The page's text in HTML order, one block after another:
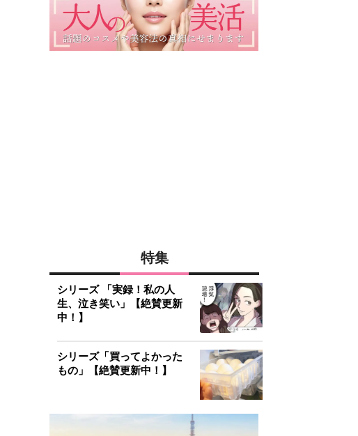
特集
シリーズ 「実録！私の人
生、泣き笑い」【絶賛更新
中！】
シリーズ「買ってよかった
もの」【絶賛更新中！】